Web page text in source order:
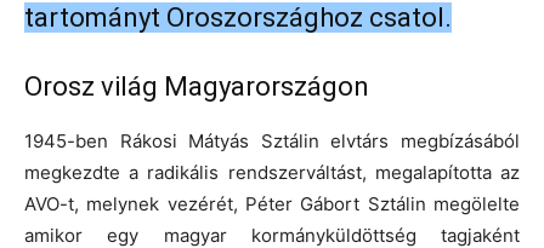
tartományt Oroszországhoz csatol.
Orosz világ Magyarországon
1945-ben Rákosi Mátyás Sztálin elvtárs megbízásából
megkezdte a radikális rendszerváltást, megalapította az
AVO-t, melynek vezérét, Péter Gábort Sztálin megölelte
amikor egy magyar kormányküldöttség tagjaként